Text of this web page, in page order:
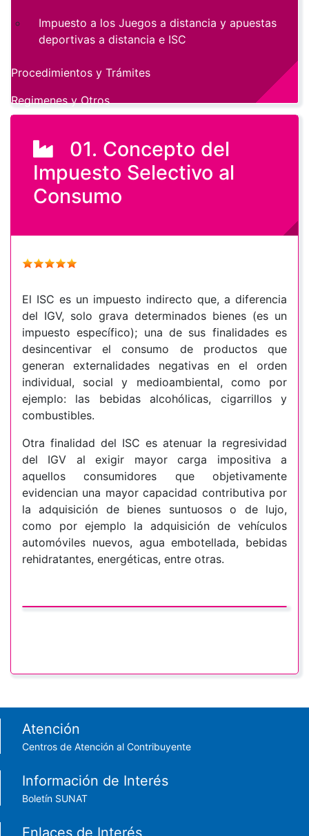
01. Concepto del
Impuesto Selectivo al
Consumo
El ISC es un impuesto indirecto que, a diferencia
del IGV, solo grava determinados bienes (es un
impuesto específico); una de sus finalidades es
desincentivar el consumo de productos que
generan externalidades negativas en el orden
individual, social y medioambiental, como por
ejemplo: las bebidas alcohólicas, cigarrillos y
combustibles.
Otra finalidad del ISC es atenuar la regresividad
del IGV al exigir mayor carga impositiva a
aquellos consumidores que objetivamente
evidencian una mayor capacidad contributiva por
la adquisición de bienes suntuosos o de lujo,
como por ejemplo la adquisición de vehículos
automóviles nuevos, agua embotellada, bebidas
rehidratantes, energéticas, entre otras.
Impuesto a los Juegos a distancia y apuestas
deportivas a distancia e ISC
Procedimientos y Trámites
Regimenes y Otros
Footer menu
Atención
Centros de Atención al Contribuyente
Información de Interés
Boletín SUNAT